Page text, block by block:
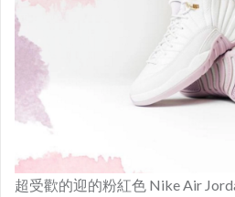
超受歡的迎的粉紅色 Nike Air